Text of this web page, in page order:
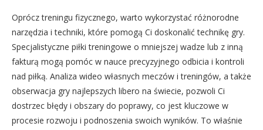
Oprócz treningu fizycznego, warto wykorzystać różnorodne
narzędzia i techniki, które pomogą Ci doskonalić technikę gry.
Specjalistyczne piłki treningowe o mniejszej wadze lub z inną
fakturą mogą pomóc w nauce precyzyjnego odbicia i kontroli
nad piłką. Analiza wideo własnych meczów i treningów, a także
obserwacja gry najlepszych libero na świecie, pozwoli Ci
dostrzec błędy i obszary do poprawy, co jest kluczowe w
procesie rozwoju i podnoszenia swoich wyników. To właśnie